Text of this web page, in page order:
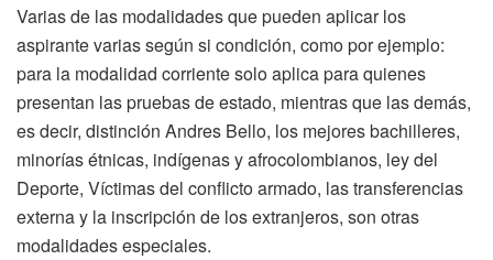
Varias de las modalidades que pueden aplicar los
aspirante varias según si condición, como por ejemplo:
para la modalidad corriente solo aplica para quienes
presentan las pruebas de estado, mientras que las demás,
es decir, distinción Andres Bello, los mejores bachilleres,
minorías étnicas, indígenas y afrocolombianos, ley del
Deporte, Víctimas del conflicto armado, las transferencias
externa y la inscripción de los extranjeros, son otras
modalidades especiales.